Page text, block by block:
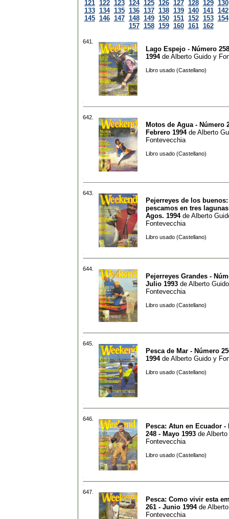
121 122 123 124 125 126 127 128 129 130
133 134 135 136 137 138 139 140 141 142
145 146 147 148 149 150 151 152 153 154
157 158 159 160 161 162
641.
Lago Espejo - Número
1994de Alberto Guido y
Libro usado (Castellano)
642.
Motos de Agua - Número
Febrero 1994de Alberto
Fontevecchia
Libro usado (Castellano)
643.
Pejerreyes de los
pescamos en tres lagunas
Agos. 1994de Alberto
Fontevecchia
Libro usado (Castellano)
644.
Pejerreyes Grandes -
Julio 1993 de Alberto
Fontevecchia
Libro usado (Castellano)
645.
Pesca de Mar - Número
1994de Alberto Guido y
Libro usado (Castellano)
646.
Pesca: Atun en Ecuador -
248 - Mayo 1993 de
Fontevecchia
Libro usado (Castellano)
647.
Pesca: Como vivir esta
261 - Junio 1994de
Fontevecchia